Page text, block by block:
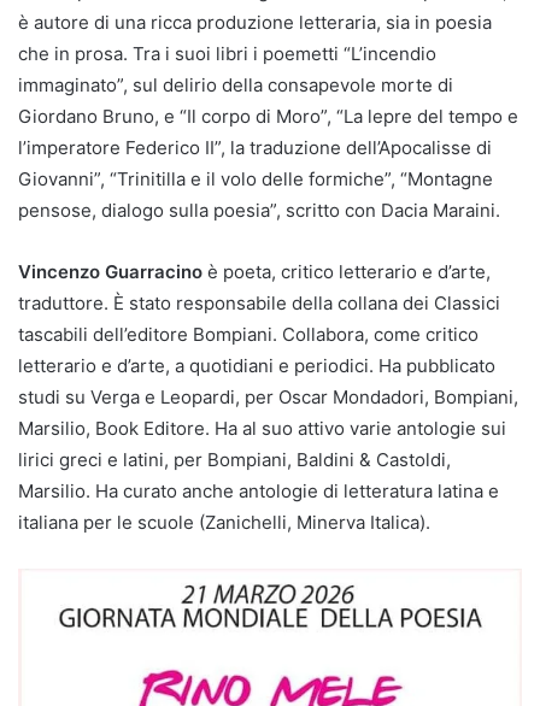
è autore di una ricca produzione letteraria, sia in poesia
che in prosa. Tra i suoi libri i poemetti “L’incendio
immaginato”, sul delirio della consapevole morte di
Giordano Bruno, e “Il corpo di Moro”, “La lepre del tempo e
l’imperatore Federico II”, la traduzione dell’Apocalisse di
Giovanni”, “Trinitilla e il volo delle formiche”, “Montagne
pensose, dialogo sulla poesia”, scritto con Dacia Maraini.
Vincenzo Guarracino è poeta, critico letterario e d’arte,
traduttore. È stato responsabile della collana dei Classici
tascabili dell’editore Bompiani. Collabora, come critico
letterario e d’arte, a quotidiani e periodici. Ha pubblicato
studi su Verga e Leopardi, per Oscar Mondadori, Bompiani,
Marsilio, Book Editore. Ha al suo attivo varie antologie sui
lirici greci e latini, per Bompiani, Baldini & Castoldi,
Marsilio. Ha curato anche antologie di letteratura latina e
italiana per le scuole (Zanichelli, Minerva Italica).